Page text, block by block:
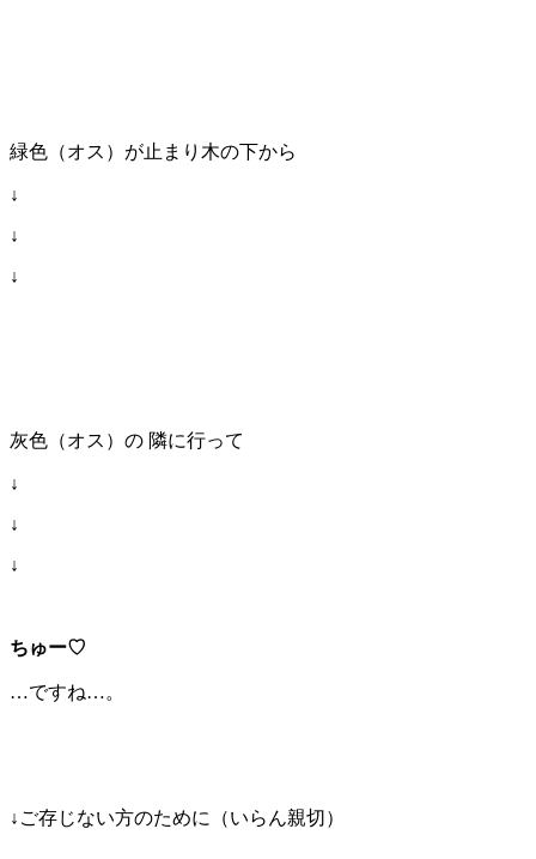
緑色（オス）が止まり木の下から
↓
↓
↓
灰色（オス）の 隣に行って
↓
↓
↓
ちゅー♡
…ですね…。
↓ご存じない方のために（いらん親切）